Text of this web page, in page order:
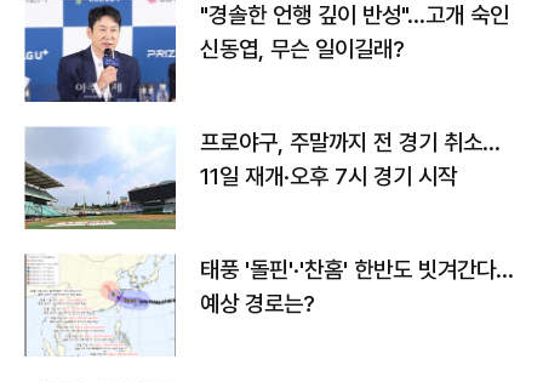
"경솔한 언행 깊이 반성"…고개 숙인
신동엽, 무슨 일이길래?
프로야구, 주말까지 전 경기 취소…
11일 재개·오후 7시 경기 시작
태풍 '돌핀'·'찬홈' 한반도 빗겨간다…
예상 경로는?